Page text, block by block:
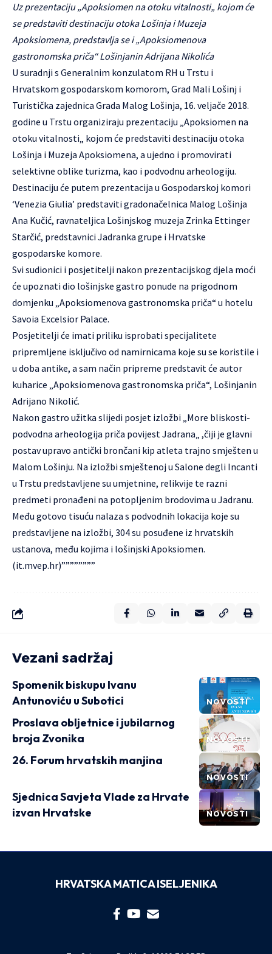
Uz prezentaciju „Apoksiomen na otoku vitalnosti„ kojom će
se predstaviti destinaciju otoka Lošinja i Muzeja
Apoksiomena, predstavlja se i „Apoksiomenova
gastronomska priča“ Lošinjanin Adrijana Nikolića
U suradnji s Generalnim konzulatom RH u Trstu i
Hrvatskom gospodarskom komorom, Grad Mali Lošinj i
Turistička zajednica Grada Malog Lošinja, 16. veljače 2018.
godine u Trstu organiziraju prezentaciju „Apoksiomen na
otoku vitalnosti„ kojom će predstaviti destinaciju otoka
Lošinja i Muzeja Apoksiomena, a ujedno i promovirati
selektivne oblike turizma, kao i podvodnu arheologiju.
Destinaciju će putem prezentacija u Gospodarskoj komori
‘Venezia Giulia’ predstaviti gradonačelnica Malog Lošinja
Ana Kučić, ravnateljica Lošinjskog muzeja Zrinka Ettinger
Starčić, predstavnici Jadranka grupe i Hrvatske
gospodarske komore.
Svi sudionici i posjetitelji nakon prezentacijskog djela moći
će upoznati dio lošinjske gastro ponude na prigodnom
domjenku „Apoksiomenova gastronomska priča“ u hotelu
Savoia Excelsior Palace.
Posjetitelji će imati priliku isprobati specijalitete
pripremljene isključivo od namirnicama koje su se koristile i
u doba antike, a sam način pripreme predstavit će autor
kuharice „Apoksiomenova gastronomska priča“, Lošinjanin
Adrijano Nikolić.
Nakon gastro užitka slijedi posjet izložbi „More bliskosti-
podvodna arheologija priča povijest Jadrana„ ,čiji je glavni
postav upravo antički brončani kip atleta trajno smješten u
Malom Lošinju. Na izložbi smještenoj u Salone degli Incanti
u Trstu predstavljene su umjetnine, relikvije te razni
predmeti pronađeni na potopljenim brodovima u Jadranu.
Među gotovo tisuću nalaza s podvodnih lokacija koje su
predstavljene na izložbi, 304 su posuđene iz hrvatskih
ustanova, među kojima i lošinjski Apoksiomen.
(it.mvep.hr)””””””””
Vezani sadržaj
NOVOSTI
Spomenik biskupu Ivanu
Antunoviću u Subotici
NOVOSTI
Proslava obljetnice i jubilarnog
broja Zvonika
NOVOSTI
26. Forum hrvatskih manjina
NOVOSTI
Sjednica Savjeta Vlade za Hrvate
izvan Hrvatske
HRVATSKA MATICA ISELJENIKA